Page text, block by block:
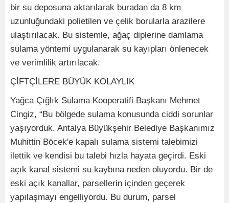
bir su deposuna aktarılarak buradan da 8 km
uzunluğundaki polietilen ve çelik borularla arazilere
ulaştırılacak. Bu sistemle, ağaç diplerine damlama
sulama yöntemi uygulanarak su kayıpları önlenecek
ve verimlilik artırılacak.
ÇİFTÇİLERE BÜYÜK KOLAYLIK
Yağca Çığlık Sulama Kooperatifi Başkanı Mehmet
Cingiz, “Bu bölgede sulama konusunda ciddi sorunlar
yaşıyorduk. Antalya Büyükşehir Belediye Başkanımız
Muhittin Böcek'e kapalı sulama sistemi talebimizi
ilettik ve kendisi bu talebi hızla hayata geçirdi. Eski
açık kanal sistemi su kaybına neden oluyordu. Bir de
eski açık kanallar, parsellerin içinden geçerek
yapılaşmayı engelliyordu. Bu durum, parsel